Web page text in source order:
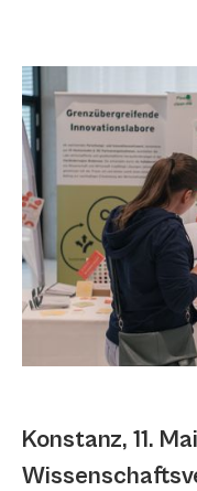
Konstanz, 11.